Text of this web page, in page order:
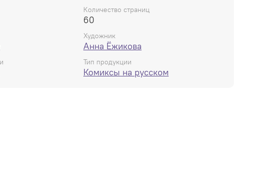
Количество страниц
60
Художник
Анна Ёжикова
Тип продукции
Комиксы на русском